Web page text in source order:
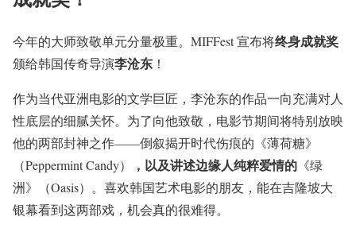
今年的大师致敬单元分量极重。MIFFest 宣布将终身成就奖
颁给韩国传奇导演李沧东 ！
作为当代亚洲电影的文学巨匠，李沧东的作品一向充满对人
性底层的细腻关怀。为了向他致敬，电影节期间将特别放映
他的两部封神之作——倒叙揭开时代伤痕的《薄荷糖》
（Peppermint Candy）
，以及讲述边缘人纯粹爱情的 《绿
洲》（Oasis）。喜欢韩国艺术电影的朋友，能在吉隆坡大
银幕看到这两部戏，机会真的很难得。